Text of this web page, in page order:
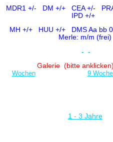
MDR1 +/- DM +/+ CEA +/-
IPD +/+
MH +/+ HUU +/+
DMS Aa bb
Merle: m/m (frei)
- -
Galerie (bitte
Wochen
9
1 - 3 Jahre